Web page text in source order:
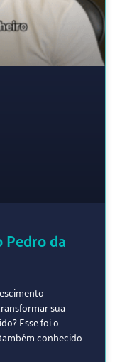
Pedro da
sua
Esse foi o
conhecido